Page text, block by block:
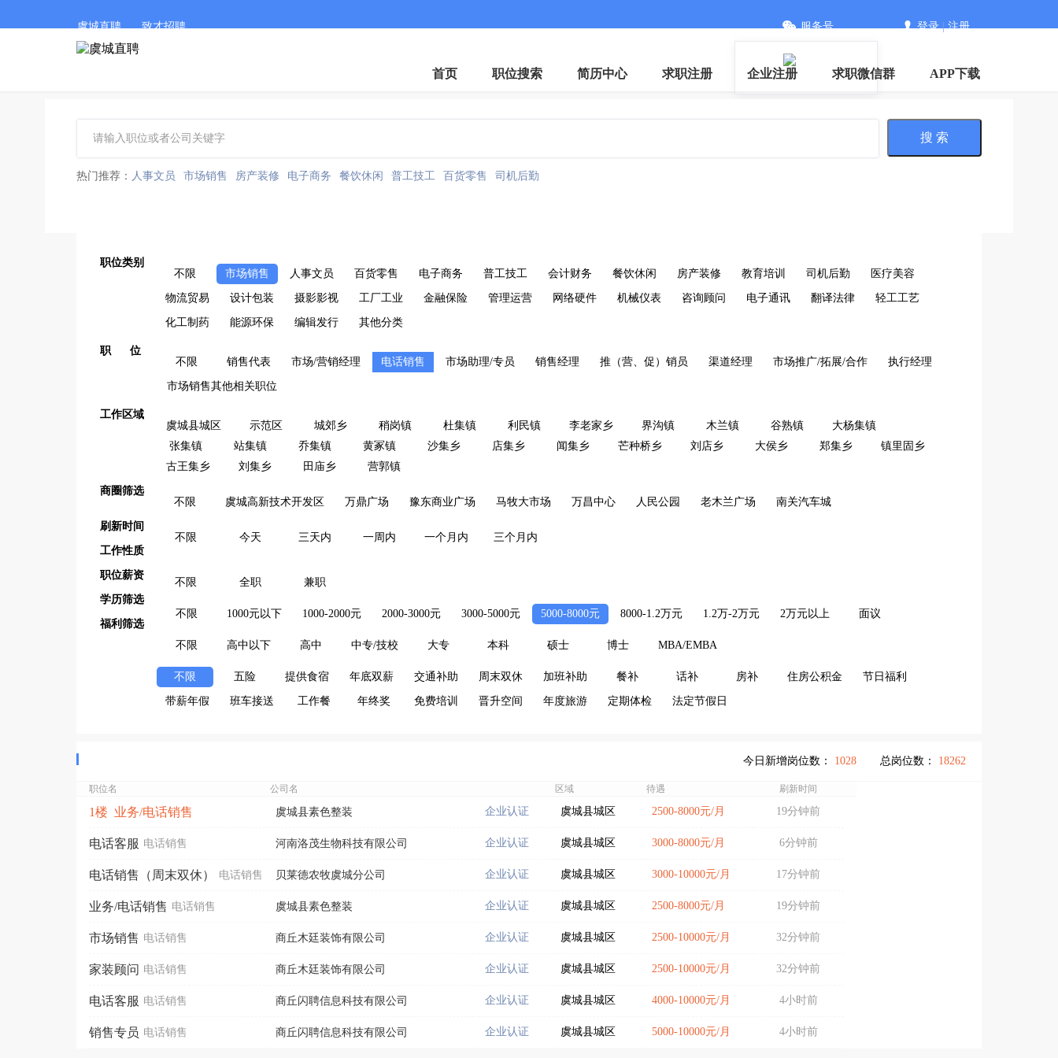
虞城直聘 致才招聘 服务号 登录|注册
首页 职位搜索 简历中心 求职注册 企业注册 求职微信群 APP下载
搜 索
热门推荐： 人事文员 市场销售 房产装修 电子商务 餐饮休闲 普工技工 百货零售 司机后勤
职位类别
不限
市场销售 人事文员 百货零售 电子商务 普工技工 会计财务 餐饮休闲 房产装修 教育培训 司机后勤 医疗美容
物流贸易 设计包装 摄影影视 工厂工业 金融保险 管理运营 网络硬件 机械仪表 咨询顾问 电子通讯 翻译法律 轻工工艺
化工制药 能源环保 编辑发行 其他分类
职 位
不限
销售代表 市场/营销经理 电话销售 市场助理/专员 销售经理 推（营、促）销员 渠道经理 市场推广/拓展/合作 执行经理
市场销售其他相关职位
工作区域
虞城县城区
示范区 城郊乡 稍岗镇 杜集镇 利民镇 李老家乡 界沟镇 木兰镇 谷熟镇
大杨集镇
张集镇
站集镇 乔集镇 黄冢镇 沙集乡 店集乡 闻集乡 芒种桥乡 刘店乡 大侯乡 郑集乡
镇里固乡
古王集乡
刘集乡 田庙乡 营郭镇
商圈筛选
不限
虞城高新技术开发区 万鼎广场 豫东商业广场 马牧大市场 万昌中心 人民公园 老木兰广场 南关汽车城
刷新时间
不限
今天 三天内 一周内 一个月内
三个月内
工作性质
不限 全职 兼职
职位薪资
不限 1000元以下 1000-2000元 2000-3000元 3000-5000元 5000-8000元 8000-1.2万元 1.2万-2万元 2万元以上 面议
学历筛选
不限 高中以下 高中 中专/技校 大专 本科 硕士 博士 MBA/EMBA
福利筛选
不限 五险 提供食宿 年底双薪 交通补助 周末双休 加班补助 餐补 话补 房补 住房公积金 节日福利
带薪年假 班车接送 工作餐 年终奖 免费培训 晋升空间 年度旅游 定期体检 法定节假日
总岗位数： 18262
今日新增岗位数： 1028
职位名 公司名 区域 待遇 刷新时间
1楼 业务/电话销售 虞城县素色整装 企业认证 虞城县城区 2500-8000元/月 19分钟前
电话客服 电话销售 河南洛茂生物科技有限公司 企业认证 虞城县城区 3000-8000元/月 6分钟前
电话销售（周末双休） 电话销售 贝莱德农牧虞城分公司 企业认证 虞城县城区 3000-10000元/月 17分钟前
业务/电话销售 电话销售 虞城县素色整装 企业认证 虞城县城区 2500-8000元/月 19分钟前
市场销售 电话销售 商丘木廷装饰有限公司 企业认证 虞城县城区 2500-10000元/月 32分钟前
家装顾问 电话销售 商丘木廷装饰有限公司 企业认证 虞城县城区 2500-10000元/月 32分钟前
电话客服 电话销售 商丘闪聘信息科技有限公司 企业认证 虞城县城区 4000-10000元/月 4小时前
销售专员 电话销售 商丘闪聘信息科技有限公司 企业认证 虞城县城区 5000-10000元/月 4小时前